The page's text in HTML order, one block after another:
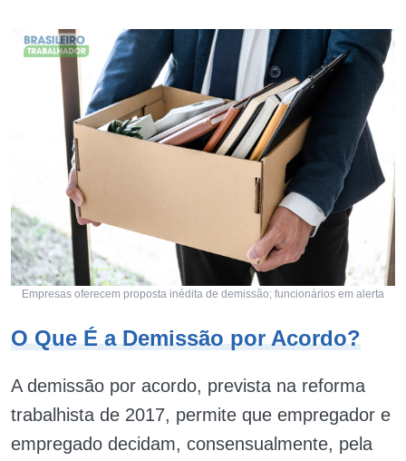
Empresas oferecem proposta inédita de demissão; funcionários em alerta
O Que É a Demissão por Acordo?
A demissão por acordo, prevista na reforma
trabalhista de 2017, permite que empregador e
empregado decidam, consensualmente, pela